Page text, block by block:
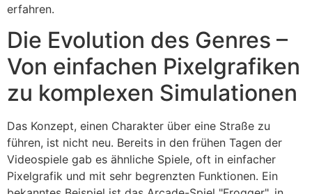
erfahren.
Die Evolution des Genres –
Von einfachen Pixelgrafiken
zu komplexen Simulationen
Das Konzept, einen Charakter über eine Straße zu
führen, ist nicht neu. Bereits in den frühen Tagen der
Videospiele gab es ähnliche Spiele, oft in einfacher
Pixelgrafik und mit sehr begrenzten Funktionen. Ein